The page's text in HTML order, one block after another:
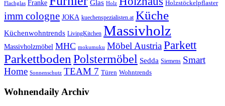
Flachglas Franke Glas Holz Holzstöckelpflaster
imm cologne JOKA kuechenspezialisten.at Küche
Küchenwohntrends LivingKitchen Massivholz
Massivholzmöbel MHC mokumuku Möbel AustriaParkett
Parkettboden Polstermöbel Sedda Siemens Smart
Home Sonnenschutz TEAM 7 Türen Wohntrends
Wohnendaily Archiv